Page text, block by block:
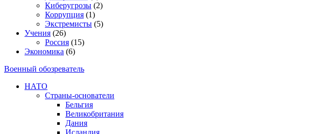
Киберугрозы (2)
Коррупция (1)
Экстремисты (5)
Учения (26)
Россия (15)
Экономика (6)
Военный обозреватель
НАТО
Страны-основатели
Бельгия
Великобритания
Дания